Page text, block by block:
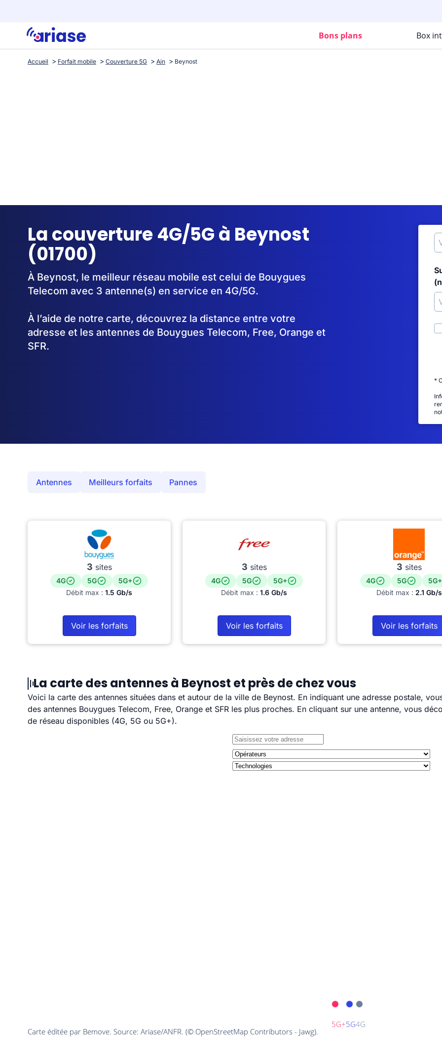
Bons plans Box
Accueil Forfait mobile Couverture 5G Ain Beynost
La couverture 4G/5G à Beynost
(01700)
À Beynost, le meilleur réseau mobile est celui de Bouygues
Telecom avec 3 antenne(s) en service en 4G/5G.
À l’aide de notre carte, découvrez la distance entre votre
adresse et les antennes de Bouygues Telecom, Free, Orange et
SFR.
*
Antennes Meilleurs forfaits Pannes
3 sites
4G 5G
5G+
Débit max : 1.5 Gb/s
Voir les forfaits
3 sites
4G 5G
5G+
Débit max : 1.6 Gb/s
Voir les forfaits
3 sites
4G 5G
5G+
Débit max : 2.1 Gb/s
Voir les forfaits
La carte des antennes à Beynost et près de chez vous
Voici la carte des antennes situées dans et autour de la ville de Beynost. En indiquant une adresse postale,
des antennes Bouygues Telecom, Free, Orange et SFR les plus proches. En cliquant sur une antenne, vous
de réseau disponibles (4G, 5G ou 5G+).